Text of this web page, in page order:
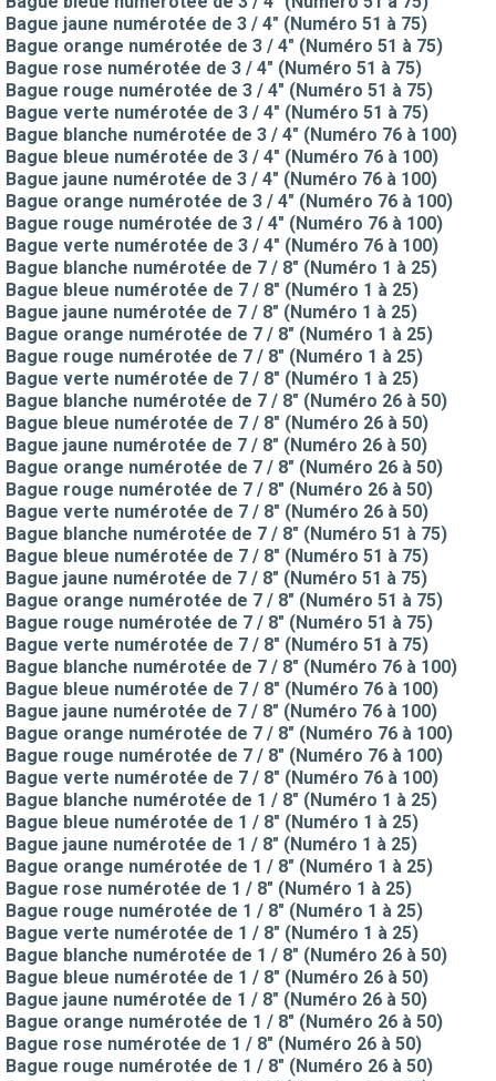
Bague jaune numérotée de 3 / 4" (Numéro 51 à 75)
Bague orange numérotée de 3 / 4" (Numéro 51 à 75)
Bague rose numérotée de 3 / 4" (Numéro 51 à 75)
Bague rouge numérotée de 3 / 4" (Numéro 51 à 75)
Bague verte numérotée de 3 / 4" (Numéro 51 à 75)
Bague blanche numérotée de 3 / 4" (Numéro 76 à 100)
Bague bleue numérotée de 3 / 4" (Numéro 76 à 100)
Bague jaune numérotée de 3 / 4" (Numéro 76 à 100)
Bague orange numérotée de 3 / 4" (Numéro 76 à 100)
Bague rouge numérotée de 3 / 4" (Numéro 76 à 100)
Bague verte numérotée de 3 / 4" (Numéro 76 à 100)
Bague blanche numérotée de 7 / 8" (Numéro 1 à 25)
Bague bleue numérotée de 7 / 8" (Numéro 1 à 25)
Bague jaune numérotée de 7 / 8" (Numéro 1 à 25)
Bague orange numérotée de 7 / 8" (Numéro 1 à 25)
Bague rouge numérotée de 7 / 8" (Numéro 1 à 25)
Bague verte numérotée de 7 / 8" (Numéro 1 à 25)
Bague blanche numérotée de 7 / 8" (Numéro 26 à 50)
Bague bleue numérotée de 7 / 8" (Numéro 26 à 50)
Bague jaune numérotée de 7 / 8" (Numéro 26 à 50)
Bague orange numérotée de 7 / 8" (Numéro 26 à 50)
Bague rouge numérotée de 7 / 8" (Numéro 26 à 50)
Bague verte numérotée de 7 / 8" (Numéro 26 à 50)
Bague blanche numérotée de 7 / 8" (Numéro 51 à 75)
Bague bleue numérotée de 7 / 8" (Numéro 51 à 75)
Bague jaune numérotée de 7 / 8" (Numéro 51 à 75)
Bague orange numérotée de 7 / 8" (Numéro 51 à 75)
Bague rouge numérotée de 7 / 8" (Numéro 51 à 75)
Bague verte numérotée de 7 / 8" (Numéro 51 à 75)
Bague blanche numérotée de 7 / 8" (Numéro 76 à 100)
Bague bleue numérotée de 7 / 8" (Numéro 76 à 100)
Bague jaune numérotée de 7 / 8" (Numéro 76 à 100)
Bague orange numérotée de 7 / 8" (Numéro 76 à 100)
Bague rouge numérotée de 7 / 8" (Numéro 76 à 100)
Bague verte numérotée de 7 / 8" (Numéro 76 à 100)
Bague blanche numérotée de 1 / 8" (Numéro 1 à 25)
Bague bleue numérotée de 1 / 8" (Numéro 1 à 25)
Bague jaune numérotée de 1 / 8" (Numéro 1 à 25)
Bague orange numérotée de 1 / 8" (Numéro 1 à 25)
Bague rose numérotée de 1 / 8" (Numéro 1 à 25)
Bague rouge numérotée de 1 / 8" (Numéro 1 à 25)
Bague verte numérotée de 1 / 8" (Numéro 1 à 25)
Bague blanche numérotée de 1 / 8" (Numéro 26 à 50)
Bague bleue numérotée de 1 / 8" (Numéro 26 à 50)
Bague jaune numérotée de 1 / 8" (Numéro 26 à 50)
Bague orange numérotée de 1 / 8" (Numéro 26 à 50)
Bague rose numérotée de 1 / 8" (Numéro 26 à 50)
Bague rouge numérotée de 1 / 8" (Numéro 26 à 50)